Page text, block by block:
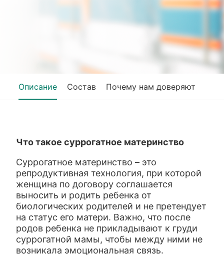
Описание Состав Почему нам доверяют
Что такое суррогатное материнство
Суррогатное материнство – это
репродуктивная технология, при которой
женщина по договору соглашается
выносить и родить ребенка от
биологических родителей и не претендует
на статус его матери. Важно, что после
родов ребенка не прикладывают к груди
суррогатной мамы, чтобы между ними не
возникала эмоциональная связь.